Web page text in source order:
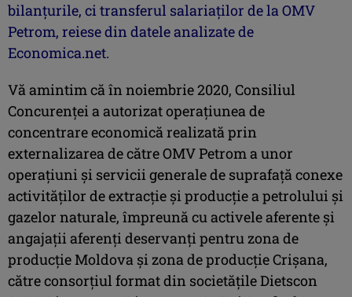
bilanţurile, ci transferul salariaţilor de la OMV
Petrom, reiese din datele analizate de
Economica.net.
Vă amintim că în noiembrie 2020, Consiliul
Concurenţei a autorizat operaţiunea de
concentrare economică realizată prin
externalizarea de către OMV Petrom a unor
operațiuni și servicii generale de suprafață conexe
activităților de extracție și producție a petrolului și
gazelor naturale, împreună cu activele aferente și
angajații aferenţi deservanţi pentru zona de
producție Moldova și zona de producție Crișana,
către consorțiul format din societățile Dietscon